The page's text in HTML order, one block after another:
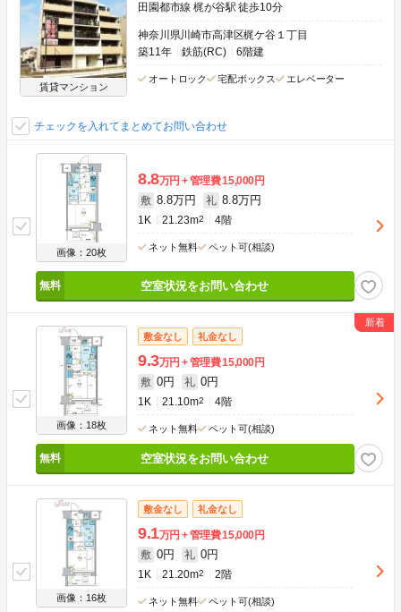
賃貸マンション
田園都市線 梶が谷駅 徒歩10分
神奈川県川崎市高津区梶ケ谷１丁目
築11年
鉄筋(RC) 6階建
オートロック 宅配ボックス エレベーター
チェックを入れてまとめてお問い合わせ
画像：20枚
8.8万円 管理費15,000円
敷 8.8万円 礼 8.8万円
1K 21.23m2 4階
ネット無料 ペット可(相談)
空室状況をお問い合わせ
画像：18枚
敷金なし 礼金なし
9.3万円 管理費15,000円
敷 0円 礼 0円
1K 21.10m2 4階
ネット無料 ペット可(相談)
空室状況をお問い合わせ
画像：16枚
敷金なし 礼金なし
9.1万円 管理費15,000円
敷 0円 礼 0円
1K 21.20m2 2階
ネット無料 ペット可(相談)